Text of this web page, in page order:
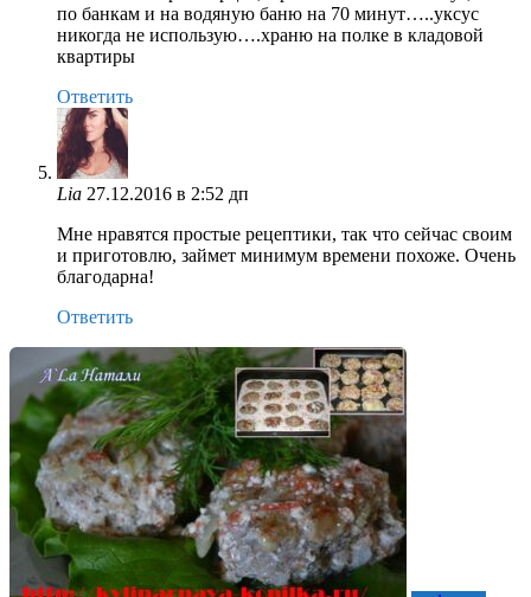
по банкам и на водяную баню на 70 минут…..уксус
никогда не использую….храню на полке в кладовой
квартиры
Ответить
Lia 27.12.2016 в 2:52 дп
Мне нравятся простые рецептики, так что сейчас своим
и приготовлю, займет минимум времени похоже. Очень
благодарна!
Ответить